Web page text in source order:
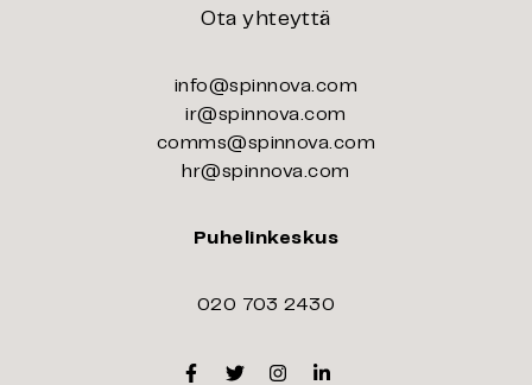
Ota yhteyttä
info@spinnova.com
ir@spinnova.com
comms@spinnova.com
hr@spinnova.com
Puhelinkeskus
020 703 2430
Facebook
TwitterInstagram
Linkedin